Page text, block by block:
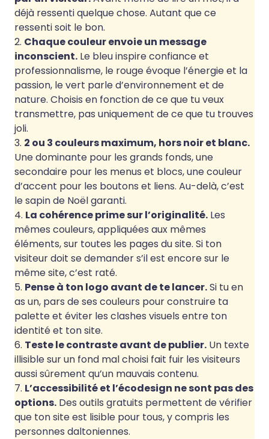
déjà ressenti quelque chose. Autant que ce
ressenti soit le bon.
2. Chaque couleur envoie un message
inconscient. Le bleu inspire confiance et
professionnalisme, le rouge évoque l’énergie et la
passion, le vert parle d’environnement et de
nature. Choisis en fonction de ce que tu veux
transmettre, pas uniquement de ce que tu trouves
joli.
3. 2 ou 3 couleurs maximum, hors noir et blanc.
Une dominante pour les grands fonds, une
secondaire pour les menus et blocs, une couleur
d’accent pour les boutons et liens. Au-delà, c’est
le sapin de Noël garanti.
4. La cohérence prime sur l’originalité. Les
mêmes couleurs, appliquées aux mêmes
éléments, sur toutes les pages du site. Si ton
visiteur doit se demander s’il est encore sur le
même site, c’est raté.
5. Pense à ton logo avant de te lancer.Si tu en
as un, pars de ses couleurs pour construire ta
palette et éviter les clashes visuels entre ton
identité et ton site.
6. Teste le contraste avant de publier. Un texte
illisible sur un fond mal choisi fait fuir les visiteurs
aussi sûrement qu’un mauvais contenu.
7. L’accessibilité et l’écodesign ne sont pas des
options. Des outils gratuits permettent de vérifier
que ton site est lisible pour tous, y compris les
personnes daltoniennes.